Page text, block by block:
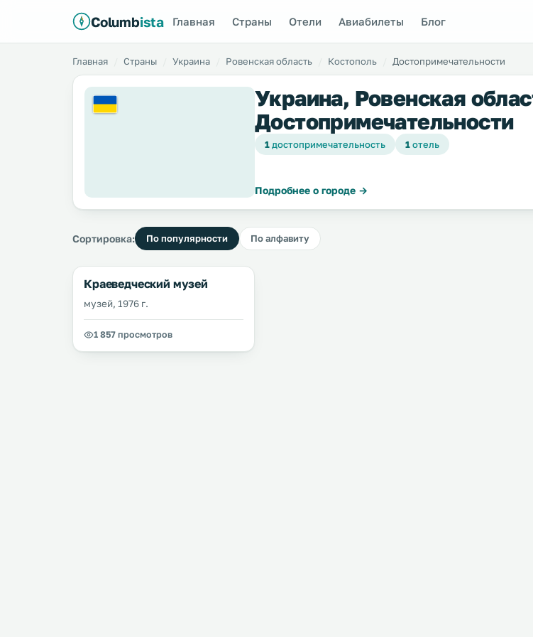
Columbista Главная Страны Отели Авиабилеты Блог
Главная Страны Украина Ровенская область Костополь Достопримечательности
Украина, Ровенская
Достопримечательности
1достопримечательность 1отель
Подробнее о городе →
Сортировка: По популярности По алфавиту
Краеведческий музей
музей, 1976 г.
1 857 просмотров